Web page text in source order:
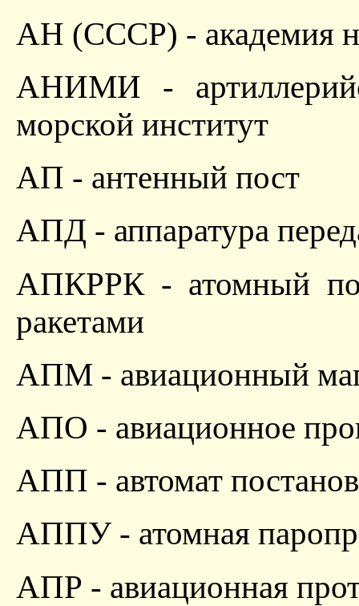
АН (СССР) - академия
АНИМИ -
морской институт
АП - антенный пост
АПД - аппаратура
АПКРРК - атомный
ракетами
АПМ - авиационный
АПО - авиационное
АПП - автомат
АППУ - атомная
АПР - авиационная